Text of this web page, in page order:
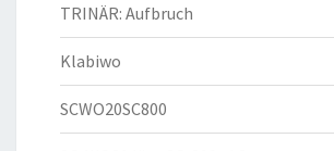
TRINÄR: Aufbruch
Klabiwo
SCWO20SC800